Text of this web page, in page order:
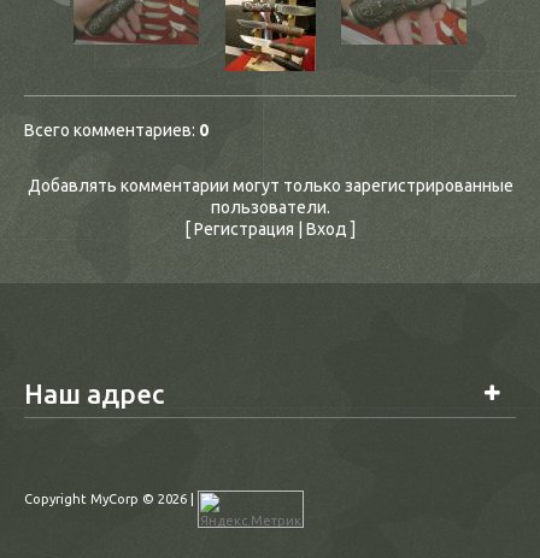
Всего комментариев: 0
Добавлять комментарии могут только зарегистрированные
пользователи.
[Регистрация Вход ]
Наш адрес
Copyright MyCorp © 2026|